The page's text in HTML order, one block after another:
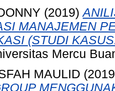
(2019)
MANAJEMEN
(STUDI
Mercu
MAULID